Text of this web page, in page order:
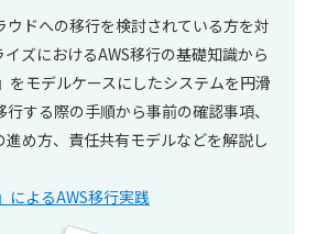
ウドへの移行を検討されている方を対
ズにおけるAWS移行の基礎知識から
モデルケースにしたシステムを円滑
行する際の手順から事前の確認事項、
め方、責任共有モデルなどを解説し
よるAWS移行実践